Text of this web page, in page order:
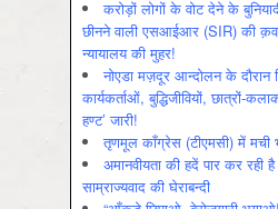
करोड़ों लोगों के वोट देने के
छीनने वाली एसआईआर (SIR) की
न्यायालय की मुहर!
नोएडा मज़दूर आन्दोलन के दौरान
कार्यकर्ताओं, बुद्धिजीवियों, छात्रों-
हण्ट’ जारी!
तृणमूल काँग्रेस (टीएमसी) में
अमानवीयता की हदें पार कर रही
साम्राज्यवाद की घेराबन्दी